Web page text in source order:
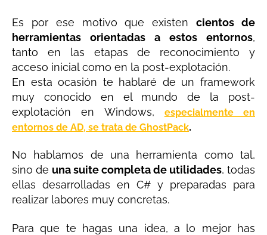
Es por ese motivo que existencientos de
herramientas orientadas a estos entornos,
tanto en las etapas de reconocimiento y
acceso inicial como en la post-explotación.
En esta ocasión te hablaré de un framework
muy conocido en el mundo de la post-
explotación en Windows, especialmente en
entornos de AD, se trata de GhostPack.
No hablamos de una herramienta como tal,
sino de una suite completa de utilidades, todas
ellas desarrolladas en C# y preparadas para
realizar labores muy concretas.
Para que te hagas una idea, a lo mejor has